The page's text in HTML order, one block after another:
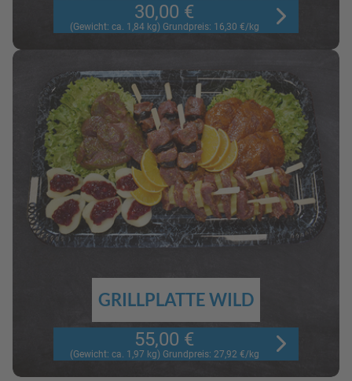
30,00 €
(Gewicht: ca. 1,84 kg) Grundpreis: 16,30 €/kg
GRILLPLATTE WILD
55,00 €
(Gewicht: ca. 1,97 kg) Grundpreis: 27,92 €/kg